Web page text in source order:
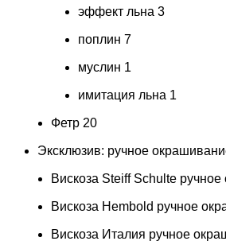
эффект льна 3
поплин 7
муслин 1
имитация льна 1
Фетр 20
Эксклюзив: ручное
Вискоза Steiff Schulte
Вискоза Hembold ручное
Вискоза Италия ручное